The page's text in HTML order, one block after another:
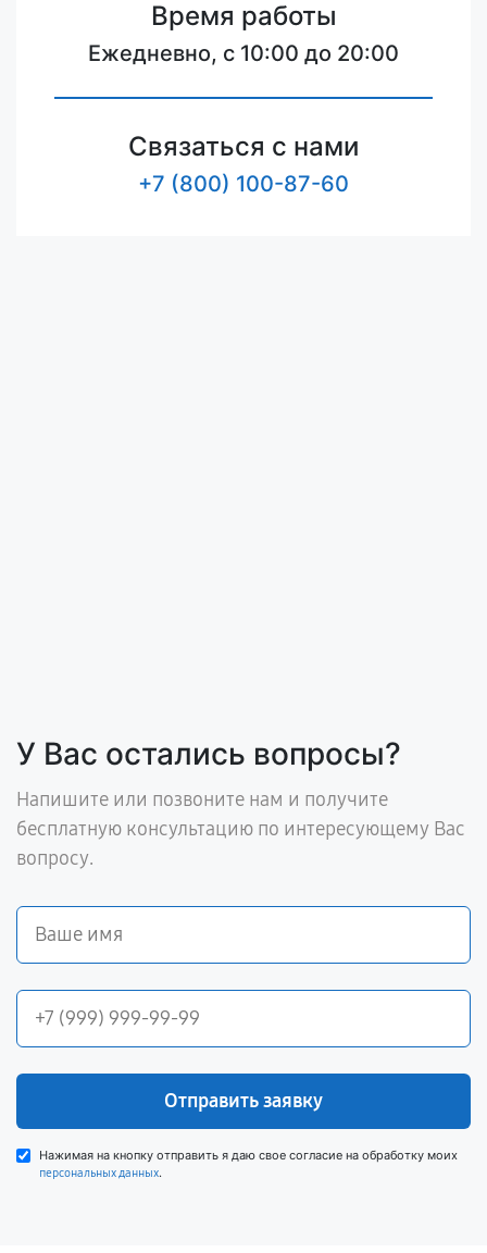
Время работы
Ежедневно, с 10:00 до 20:00
Связаться с нами
+7 (800) 100-87-60
У Вас остались вопросы?
Напишите или позвоните нам и получите
бесплатную консультацию по интересующему Вас
вопросу.
Отправить заявку
Нажимая на кнопку отправить я даю свое согласие на обработку моих
персональных данных.